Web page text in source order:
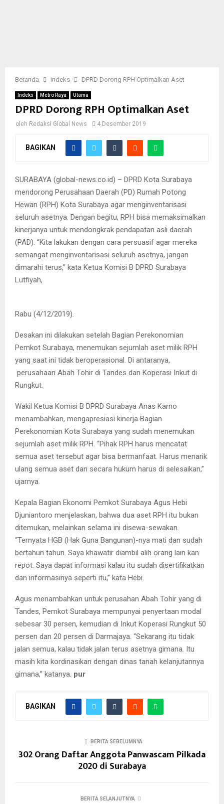
Beranda Indeks DPRD Dorong RPH Optimalkan Aset
Indeks Metro Raya Utama
DPRD Dorong RPH Optimalkan Aset
oleh Redaksi Global News 4 Desember 2019
BAGIKAN
SURABAYA (global-news.co.id) – DPRD Kota Surabaya
mendorong Perusahaan Daerah (PD) Rumah Potong
Hewan (RPH) Kota Surabaya agar menginventarisasi
seluruh asetnya. Dengan begitu, RPH bisa memaksimalkan
kinerjanya untuk mendongkrak pendapatan asli daerah
(PAD). “Kita lakukan dengan cara persuasif agar mereka
semangat menginventarisasi seluruh asetnya, jangan
dimarahi terus,” kata Ketua Komisi B DPRD Surabaya
Lutfiyah,
Rabu (4/12/2019).
Desakan ini dilakukan setelah Bagian Perekonomian
Pemkot Surabaya, menemukan sejumlah aset milik RPH
yang saat ini tidak beroperasional. Di antaranya,
perusahaan Abah Tohir di Tandes dan Koperasi Inkut di
Rungkut.
Wakil Ketua Komisi B DPRD Surabaya Anas Karno
menambahkan, mengapresiasi kinerja Bagian
Perekonomian Kota Surabaya yang sudah menemukan
sejumlah aset milik RPH. “Pihak RPH harus mencatat
semua aset tersebut agar bisa bermanfaat. Harus menarik
ulang semua aset dan secara hukum harus di selesaikan,”
ujarnya.
Kepala Bagian Ekonomi Pemkot Surabaya Agus Hebi
Djuniantoro menjelaskan, bahwa dua aset RPH itu bukan
ditemukan, melainkan selama ini disewa-sewakan.
“Ternyata HGB (Hak Guna Bangunan)-nya mati dan sudah
bertahun tahun. Saya khawatir diambil alih orang lain kan
repot. Saya dapat informasi kalau itu sudah disertifikatkan
dan informasinya seperti itu,” kata Hebi.
Agus menambahkan untuk perusahan Abah Tohir yang di
Tandes, Pemkot Surabaya mempunyai penyertaan modal
sebesar 30 persen, kemudian di Inkut Koperasi Rungkut 50
persen dan 20 persen di Darmajaya. “Sekarang itu tidak
jalan semua, kalau tidak jalan terus asetnya gimana. Itu
masih kita kordinasikan dengan dinas tanah kelanjutannya
gimana,” katanya. pur
BAGIKAN
BERITA SEBELUMNYA
302 Orang Daftar Anggota Panwascam Pilkada
2020 di Surabaya
BERITA SELANJUTNYA